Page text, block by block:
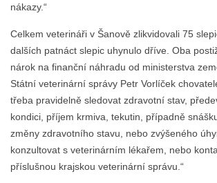
nákazy.“
Celkem veterináři v Šanově zlikvidovali 75
dalších patnáct slepic uhynulo dříve. Oba
nárok na finanční náhradu od ministerstva
Státní veterinární správy Petr Vorlíček
třeba pravidelně sledovat zdravotní stav,
kondici, příjem krmiva, tekutin, případně
změny zdravotního stavu, nebo zvýšeného
konzultovat s veterinárním lékařem, nebo
příslušnou krajskou veterinární správu.“